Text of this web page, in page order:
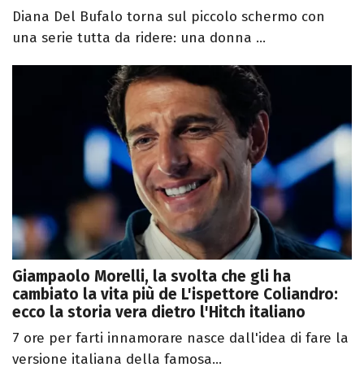
Diana Del Bufalo torna sul piccolo schermo con
una serie tutta da ridere: una donna ...
Giampaolo Morelli, la svolta che gli ha
cambiato la vita più de L'ispettore Coliandro:
ecco la storia vera dietro l'Hitch italiano
7 ore per farti innamorare nasce dall'idea di fare la
versione italiana della famosa...